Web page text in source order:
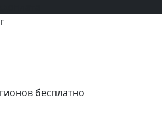
бесплатно